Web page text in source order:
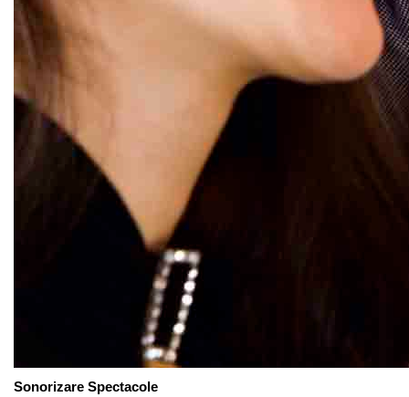
Sonorizare Spectacole